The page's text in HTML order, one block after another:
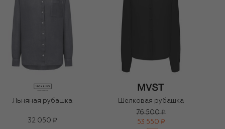
Льняная рубашка
32 050 ₽
Шелковая рубашка
76 500 ₽
53 550 ₽